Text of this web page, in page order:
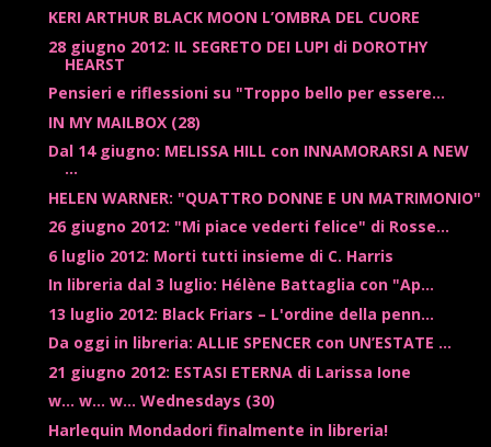
KERI ARTHUR BLACK MOON L’OMBRA DEL CUORE
28 giugno 2012: IL SEGRETO DEI LUPI di DOROTHY
HEARST
Pensieri e riflessioni su "Troppo bello per essere...
IN MY MAILBOX (28)
Dal 14 giugno: MELISSA HILL con INNAMORARSI A NEW
...
HELEN WARNER: "QUATTRO DONNE E UN MATRIMONIO"
26 giugno 2012: "Mi piace vederti felice" di Rosse...
6 luglio 2012: Morti tutti insieme di C. Harris
In libreria dal 3 luglio: Hélène Battaglia con "Ap...
13 luglio 2012: Black Friars – L'ordine della penn...
Da oggi in libreria: ALLIE SPENCER con UN’ESTATE ...
21 giugno 2012: ESTASI ETERNA di Larissa Ione
w... w... w... Wednesdays (30)
Harlequin Mondadori finalmente in libreria!